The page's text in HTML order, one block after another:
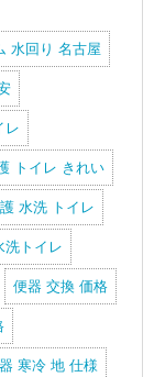
水回り 名古屋
レ
トイレ きれい
水洗 トイレ
洗トイレ
便器 交換 価格
寒冷 地 仕様